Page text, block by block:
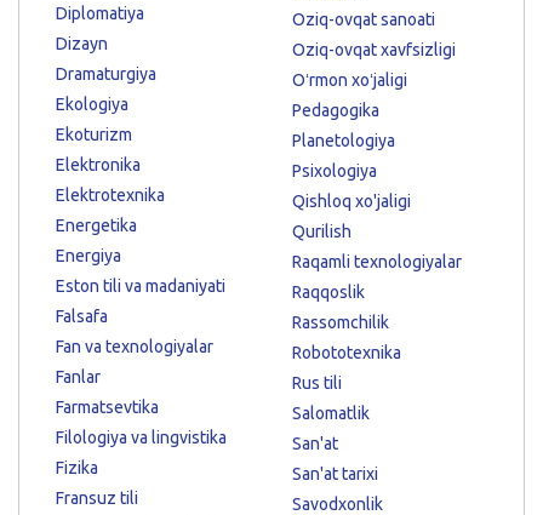
Diplomatiya
Dizayn
Dramaturgiya
Ekologiya
Ekoturizm
Elektronika
Elektrotexnika
Energetika
Energiya
Eston tili va madaniyati
Falsafa
Fan va texnologiyalar
Fanlar
Farmatsevtika
Filologiya va lingvistika
Fizika
Fransuz tili
Oziq-ovqat sanoati
Oziq-ovqat xavfsizligi
Oʻrmon xoʻjaligi
Pedagogika
Planetologiya
Psixologiya
Qishloq xo'jaligi
Qurilish
Raqamli texnologiyalar
Raqqoslik
Rassomchilik
Robototexnika
Rus tili
Salomatlik
San'at
San'at tarixi
Savodxonlik